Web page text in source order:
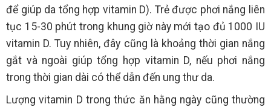
để giúp da tổng hợp vitamin D). Trẻ được phơi nắng liên
tục 15-30 phút trong khung giờ này mới tạo đủ 1000 IU
vitamin D. Tuy nhiên, đây cũng là khoảng thời gian nắng
gắt và ngoài giúp tổng hợp vitamin D, nếu phơi nắng
trong thời gian dài có thể dẫn đến ung thư da.
Lượng vitamin D trong thức ăn hằng ngày cũng thường